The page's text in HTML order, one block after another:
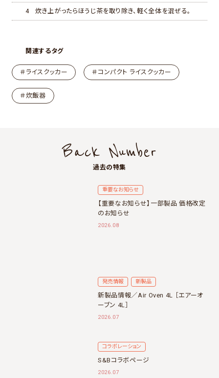
4 炊き上がったらほうじ茶を取り除き、軽く全体を混ぜる。
関連するタグ
＃ライスクッカー ＃コンパクト ライスクッカー
＃炊飯器
Back Number
過去の特集
重要なお知らせ
【重要なお知らせ】一部製品 価格改定
のお知らせ
2026.08
発売情報 新製品
新製品情報／Air Oven 4L ［エアーオ
ーブン 4L］
2026.07
コラボレーション
S&Bコラボページ
2026.07